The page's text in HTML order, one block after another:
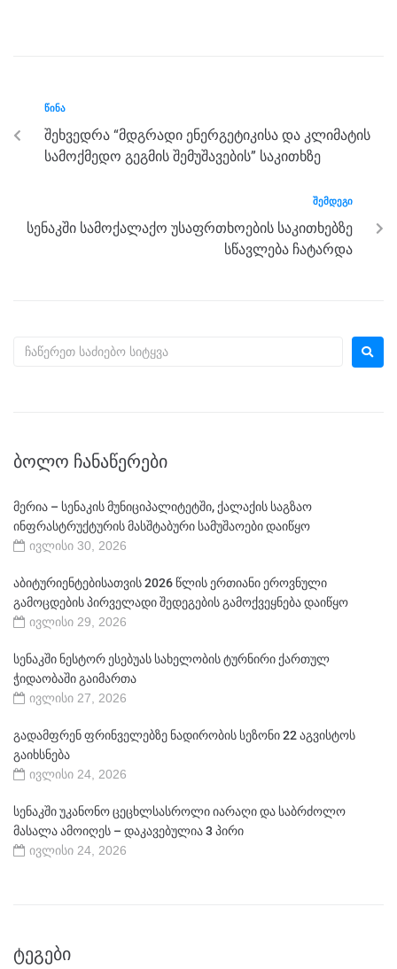
b
o
o
g
er
m p
p
ᲬᲘᲜᲐ
შეხვედრა “მდგრადი ენერგეტიკისა და კლიმატის
სამოქმედო გეგმის შემუშავების” საკითხზე
ᲨᲔᲛᲓᲔᲒᲘ
სენაკში სამოქალაქო უსაფრთხოების საკითხებზე
სწავლება ჩატარდა
ᲑᲝᲚᲝ ᲩᲐᲜᲐᲬᲔᲠᲔᲑᲘ
მერია – სენაკის მუნიციპალიტეტში, ქალაქის საგზაო
ინფრასტრუქტურის მასშტაბური სამუშაოები დაიწყო
ივლისი 30, 2026
აბიტურიენტებისათვის 2026 წლის ერთიანი ეროვნული
გამოცდების პირველადი შედეგების გამოქვეყნება დაიწყო
ივლისი 29, 2026
სენაკში ნესტორ ესებუას სახელობის ტურნირი ქართულ
ჭიდაობაში გაიმართა
ივლისი 27, 2026
გადამფრენ ფრინველებზე ნადირობის სეზონი 22 აგვისტოს
გაიხსნება
ივლისი 24, 2026
სენაკში უკანონო ცეცხლსასროლი იარაღი და საბრძოლო
მასალა ამოიღეს – დაკავებულია 3 პირი
ივლისი 24, 2026
ᲢᲔᲒᲔᲑᲘ